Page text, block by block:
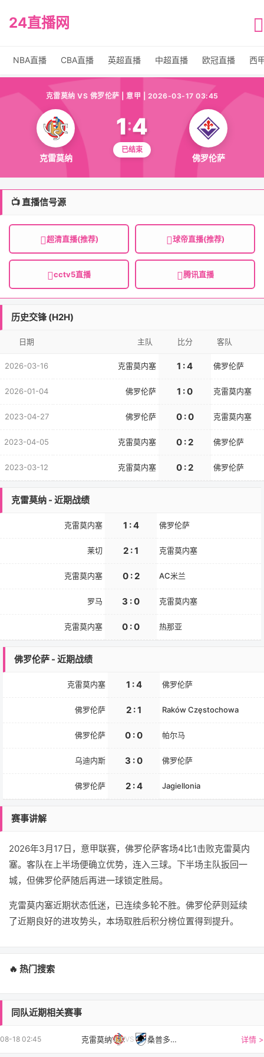
24直播网
NBA直播 CBA直播 英超直播 中超直播 欧冠直播 西
克雷莫纳 VS 佛罗伦萨 | 意甲 | 2026-03-17 03:45
克雷莫纳
1:4
已结束
佛罗伦萨
📺 直播信号源
超清直播(推荐) 球帝直播(推荐)
cctv5直播 腾讯直播
历史交锋 (H2H)
日期 主队 比分 客队
2026-03-16 克雷莫内塞 1 : 4 佛罗伦萨
2026-01-04 佛罗伦萨 1 : 0 克雷莫内塞
2023-04-27 佛罗伦萨 0 : 0 克雷莫内塞
2023-04-05 克雷莫内塞 0 : 2 佛罗伦萨
2023-03-12 克雷莫内塞 0 : 2 佛罗伦萨
克雷莫纳 - 近期战绩
克雷莫内塞 1 : 4 佛罗伦萨
莱切 2 : 1 克雷莫内塞
克雷莫内塞 0 : 2 AC米兰
罗马 3 : 0 克雷莫内塞
克雷莫内塞 0 : 0 热那亚
佛罗伦萨 - 近期战绩
克雷莫内塞 1 : 4 佛罗伦萨
佛罗伦萨 2 : 1 Raków Częstochowa
佛罗伦萨 0 : 0 帕尔马
乌迪内斯 3 : 0 佛罗伦萨
佛罗伦萨 2 : 4 Jagiellonia
赛事讲解
2026年3月17日，意甲联赛，佛罗伦萨客场4比1击败克雷莫内
塞。客队在上半场便确立优势，连入三球。下半场主队扳回一
城，但佛罗伦萨随后再进一球锁定胜局。
克雷莫内塞近期状态低迷，已连续多轮不胜。佛罗伦萨则延续
了近期良好的进攻势头，本场取胜后积分榜位置得到提升。
🔥 热门搜索
同队近期相关赛事
08-18 02:45 克雷莫纳 VS 桑普多利亚 详情 >